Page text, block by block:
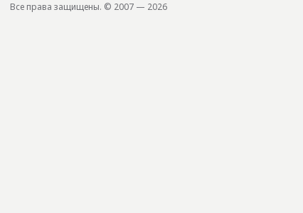
Все права защищены. © 2007 — 2026